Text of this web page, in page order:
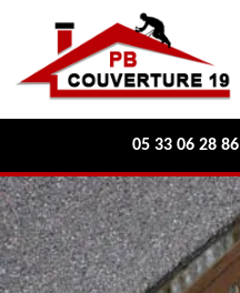
05 33 06 28 86